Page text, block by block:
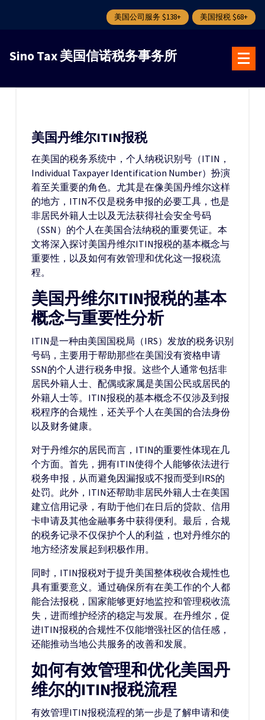
美国公司服务 $138+ 美国报税 $68+
Sino Tax 美国信诺税务事务所
美国丹维尔ITIN报税
在美国的税务系统中，个人纳税识别号（ITIN，
Individual Taxpayer Identification Number）扮演
着至关重要的角色。尤其是在像美国丹维尔这样
的地方，ITIN不仅是税务申报的必要工具，也是
非居民外籍人士以及无法获得社会安全号码
（SSN）的个人在美国合法纳税的重要凭证。本
文将深入探讨美国丹维尔ITIN报税的基本概念与
重要性，以及如何有效管理和优化这一报税流
程。
美国丹维尔ITIN报税的基本
概念与重要性分析
ITIN是一种由美国国税局（IRS）发放的税务识别
号码，主要用于帮助那些在美国没有资格申请
SSN的个人进行税务申报。这些个人通常包括非
居民外籍人士、配偶或家属是美国公民或居民的
外籍人士等。ITIN报税的基本概念不仅涉及到报
税程序的合规性，还关乎个人在美国的合法身份
以及财务健康。
对于丹维尔的居民而言，ITIN的重要性体现在几
个方面。首先，拥有ITIN使得个人能够依法进行
税务申报，从而避免因漏报或不报而受到IRS的
处罚。此外，ITIN还帮助非居民外籍人士在美国
建立信用记录，有助于他们在日后的贷款、信用
卡申请及其他金融事务中获得便利。最后，合规
的税务记录不仅保护个人的利益，也对丹维尔的
地方经济发展起到积极作用。
同时，ITIN报税对于提升美国整体税收合规性也
具有重要意义。通过确保所有在美工作的个人都
能合法报税，国家能够更好地监控和管理税收流
失，进而维护经济的稳定与发展。在丹维尔，促
进ITIN报税的合规性不仅能增强社区的信任感，
还能推动当地公共服务的改善和发展。
如何有效管理和优化美国丹
维尔的ITIN报税流程
有效管理ITIN报税流程的第一步是了解申请和使